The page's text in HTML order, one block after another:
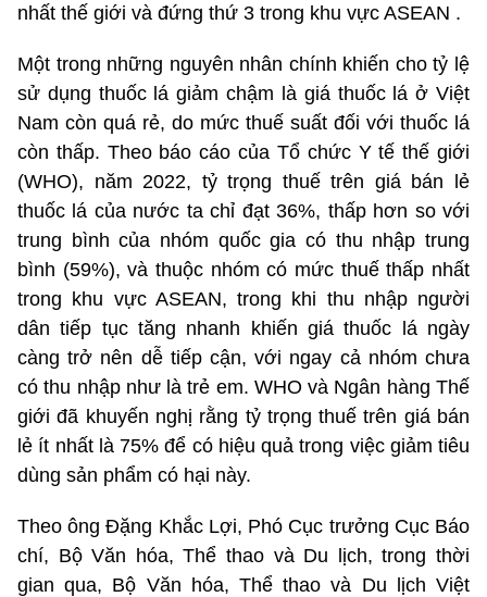
nhất thế giới và đứng thứ 3 trong khu vực ASEAN .
Một trong những nguyên nhân chính khiến cho tỷ lệ
sử dụng thuốc lá giảm chậm là giá thuốc lá ở Việt
Nam còn quá rẻ, do mức thuế suất đối với thuốc lá
còn thấp. Theo báo cáo của Tổ chức Y tế thế giới
(WHO), năm 2022, tỷ trọng thuế trên giá bán lẻ
thuốc lá của nước ta chỉ đạt 36%, thấp hơn so với
trung bình của nhóm quốc gia có thu nhập trung
bình (59%), và thuộc nhóm có mức thuế thấp nhất
trong khu vực ASEAN, trong khi thu nhập người
dân tiếp tục tăng nhanh khiến giá thuốc lá ngày
càng trở nên dễ tiếp cận, với ngay cả nhóm chưa
có thu nhập như là trẻ em. WHO và Ngân hàng Thế
giới đã khuyến nghị rằng tỷ trọng thuế trên giá bán
lẻ ít nhất là 75% để có hiệu quả trong việc giảm tiêu
dùng sản phẩm có hại này.
Theo ông Đặng Khắc Lợi, Phó Cục trưởng Cục Báo
chí, Bộ Văn hóa, Thể thao và Du lịch, trong thời
gian qua, Bộ Văn hóa, Thể thao và Du lịch Việt